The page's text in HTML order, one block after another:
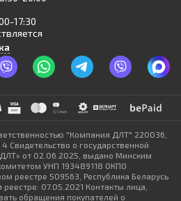
17:30
"Компания ДЛТ" 220036,
Свидетельство о государственной
от 02.06.2025, выдано Минским
УНП 193489118 ОКПО
реестре 509563, Республика Беларусь
07.05.2021 Контакты лица,
обращения покупателей о